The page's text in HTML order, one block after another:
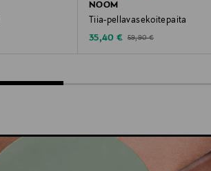
NOOM
Tiia-pellavasekoitepaita
Discounted Price
35,40 € Original Price
59,90 €